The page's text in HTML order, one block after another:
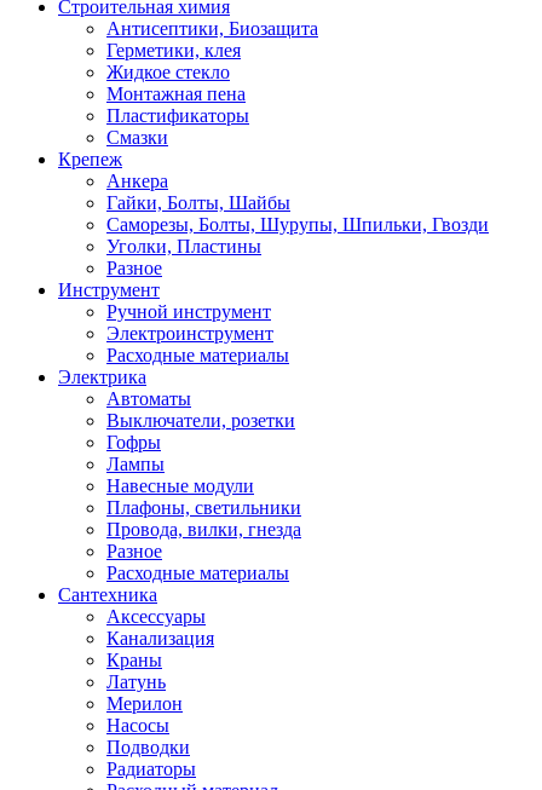
Строительная химия
Антисептики, Биозащита
Герметики, клея
Жидкое стекло
Монтажная пена
Пластификаторы
Смазки
Крепеж
Анкера
Гайки, Болты, Шайбы
Саморезы, Болты, Шурупы, Шпильки, Гвозди
Уголки, Пластины
Разное
Инструмент
Ручной инструмент
Электроинструмент
Расходные материалы
Электрика
Автоматы
Выключатели, розетки
Гофры
Лампы
Навесные модули
Плафоны, светильники
Провода, вилки, гнезда
Разное
Расходные материалы
Сантехника
Аксессуары
Канализация
Краны
Латунь
Мерилон
Насосы
Подводки
Радиаторы